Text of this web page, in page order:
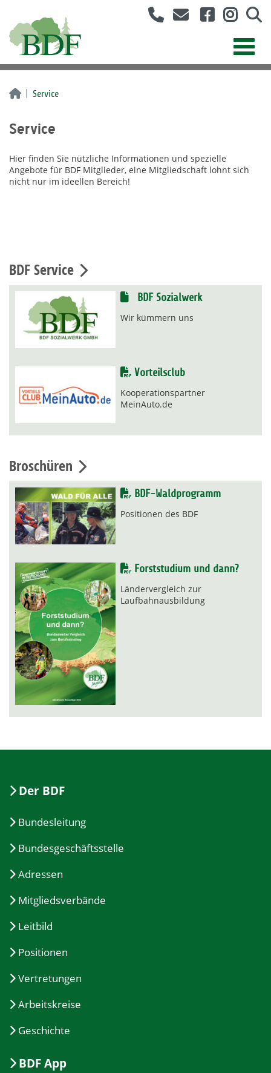
Service
Service
Hier finden Sie nützliche Informationen und spezielle
Angebote für BDF Mitglieder, eine Mitgliedschaft lohnt sich
nicht nur im ideellen Bereich!
BDF Service
BDF Sozialwerk
Wir kümmern uns
Vorteilsclub
Kooperationspartner
MeinAuto.de
Broschüren
BDF-Waldprogramm
Positionen des BDF
Forststudium und dann?
Ländervergleich zur
Laufbahnausbildung
Der BDF
Bundesleitung
Bundesgeschäftsstelle
Adressen
Mitgliedsverbände
Leitbild
Positionen
Vertretungen
Arbeitskreise
Geschichte
BDF App